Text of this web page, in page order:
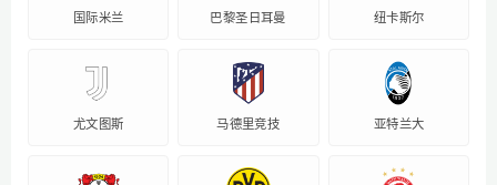
国际米兰 巴黎圣日耳曼 纽卡斯尔
尤文图斯 马德里竞技 亚特兰大